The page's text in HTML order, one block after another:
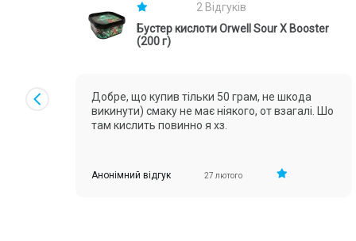
2 Відгуків
Бустер кислоти Orwell Sour X Booster
(200 г)
Добре, що купив тільки 50 грам, не шкода
викинути) смаку не має ніякого, от взагалі. Шо
там кислить повинно я хз.
Анонімний відгук 27 лютого